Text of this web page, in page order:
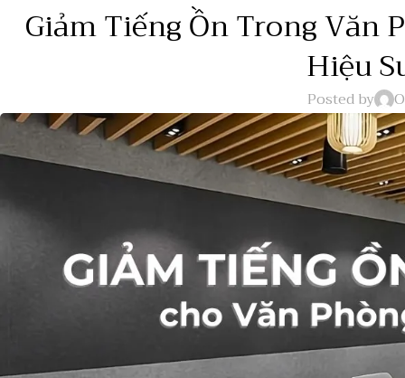
Giảm Tiếng Ồn Trong Văn
Hiệu
Posted by